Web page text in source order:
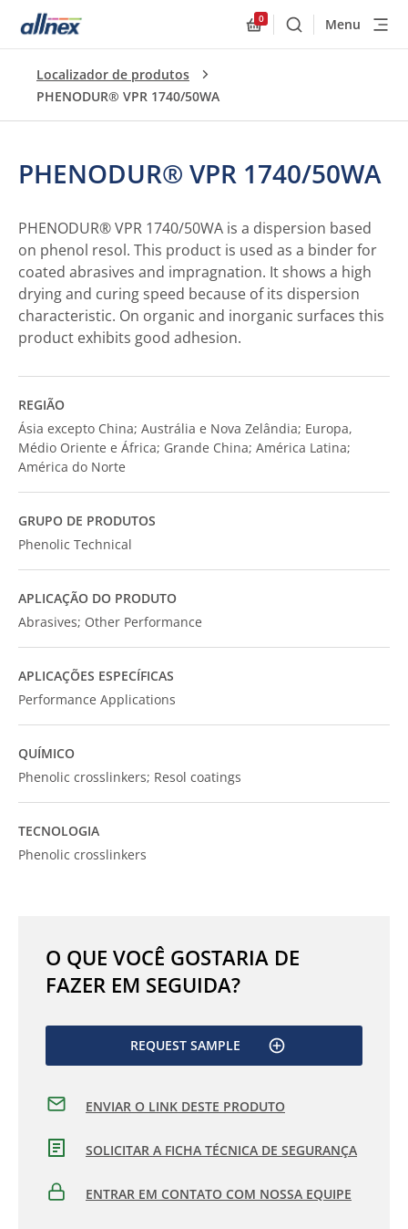
0
BuscarMenu
Localizador de produtos
PHENODUR® VPR 1740/50WA
PHENODUR® VPR 1740/50WA
PHENODUR® VPR 1740/50WA is a dispersion based
on phenol resol. This product is used as a binder for
coated abrasives and impragnation. It shows a high
drying and curing speed because of its dispersion
characteristic. On organic and inorganic surfaces this
product exhibits good adhesion.
REGIÃO
Ásia excepto China; Austrália e Nova Zelândia; Europa,
Médio Oriente e África; Grande China; América Latina;
América do Norte
GRUPO DE PRODUTOS
Phenolic Technical
APLICAÇÃO DO PRODUTO
Abrasives; Other Performance
APLICAÇÕES ESPECÍFICAS
Performance Applications
QUÍMICO
Phenolic crosslinkers; Resol coatings
TECNOLOGIA
Phenolic crosslinkers
O QUE VOCÊ GOSTARIA DE
FAZER EM SEGUIDA?
REQUEST SAMPLE
ENVIAR O LINK DESTE PRODUTO
SOLICITAR A FICHA TÉCNICA DE SEGURANÇA
ENTRAR EM CONTATO COM NOSSA EQUIPE